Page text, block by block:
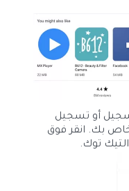
أو تسجيل
بك. انقر فوق
توك.